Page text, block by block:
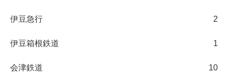
伊豆急行 2
伊豆箱根鉄道 1
会津鉄道 10